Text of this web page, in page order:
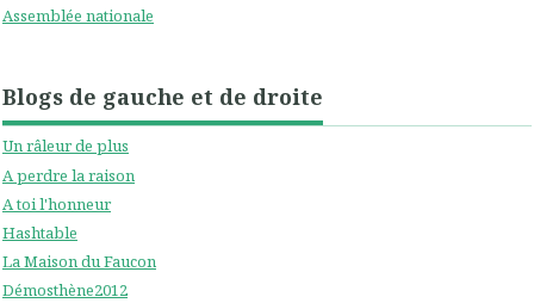
Assemblée nationale
Blogs de gauche et de droite
Un râleur de plus
A perdre la raison
A toi l'honneur
Hashtable
La Maison du Faucon
Démosthène2012